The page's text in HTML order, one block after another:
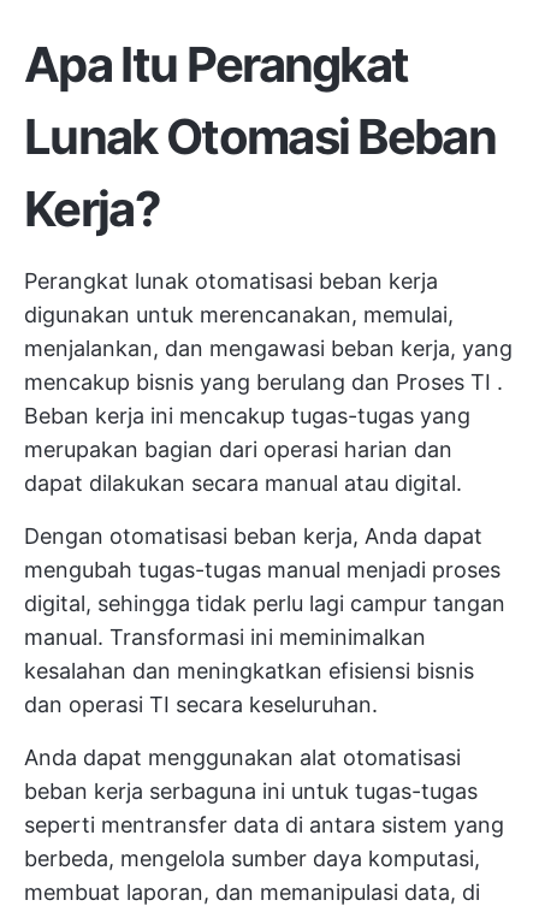
Apa Itu Perangkat
Lunak Otomasi Beban
Kerja?
Perangkat lunak otomatisasi beban kerja
digunakan untuk merencanakan, memulai,
menjalankan, dan mengawasi beban kerja, yang
mencakup bisnis yang berulang dan Proses TI .
Beban kerja ini mencakup tugas-tugas yang
merupakan bagian dari operasi harian dan
dapat dilakukan secara manual atau digital.
Dengan otomatisasi beban kerja, Anda dapat
mengubah tugas-tugas manual menjadi proses
digital, sehingga tidak perlu lagi campur tangan
manual. Transformasi ini meminimalkan
kesalahan dan meningkatkan efisiensi bisnis
dan operasi TI secara keseluruhan.
Anda dapat menggunakan alat otomatisasi
beban kerja serbaguna ini untuk tugas-tugas
seperti mentransfer data di antara sistem yang
berbeda, mengelola sumber daya komputasi,
membuat laporan, dan memanipulasi data, di